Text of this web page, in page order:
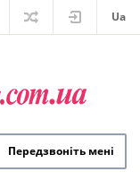
Ua
Передзвоніть мені